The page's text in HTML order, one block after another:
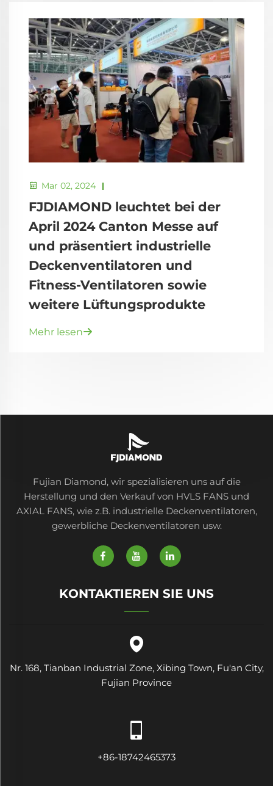
Mar 02, 2024
FJDIAMOND leuchtet bei der
April 2024 Canton Messe auf
und präsentiert industrielle
Deckenventilatoren und
Fitness-Ventilatoren sowie
weitere Lüftungsprodukte
Mehr lesen
Fujian Diamond, wir spezialisieren uns auf die
Herstellung und den Verkauf von HVLS FANS und
AXIAL FANS, wie z.B. industrielle Deckenventilatoren,
gewerbliche Deckenventilatoren usw.
KONTAKTIEREN SIE UNS
Nr. 168, Tianban Industrial Zone, Xibing Town, Fu'an City,
Fujian Province
+86-18742465373